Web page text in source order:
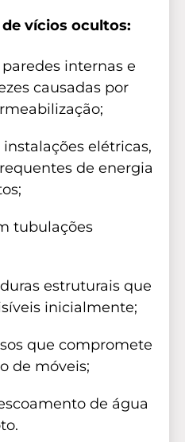
vícios ocultos:
internas e
causadas por
elétricas,
de energia
tubulações
estruturais que
inicialmente;
que compromete
de móveis;
de água